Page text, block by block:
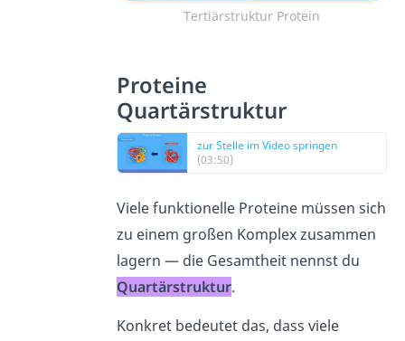
Tertiärstruktur Protein
Proteine
Quartärstruktur
zur Stelle im Video springen
(03:50)
Viele funktionelle Proteine müssen sich
zu einem großen Komplex zusammen
lagern — die Gesamtheit nennst du
Quartärstruktur.
Konkret bedeutet das, dass viele